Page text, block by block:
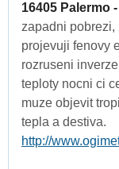
16405 Palermo
zapadni pobrezi,
projevuji fenovy
rozruseni
teploty nocni ci
muze objevit
tepla a destiva.
http://